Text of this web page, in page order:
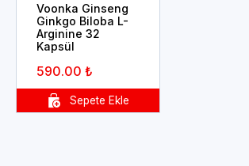
Voonka Ginseng
Ginkgo Biloba L-
Arginine 32
Kapsül
590.00 ₺